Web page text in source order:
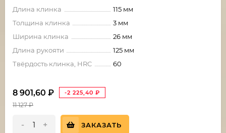
Длина клинка
115 мм
Толщина клинка
3 мм
Ширина клинка
26 мм
Длина рукояти
125 мм
Твёрдость клинка, HRC
60
8 901,60 ₽ -2 225,40 ₽
11 127₽
- + ЗАКАЗАТЬ